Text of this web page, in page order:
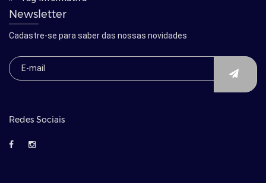
Newsletter
Cadastre-se para saber das nossas novidades
Redes Sociais